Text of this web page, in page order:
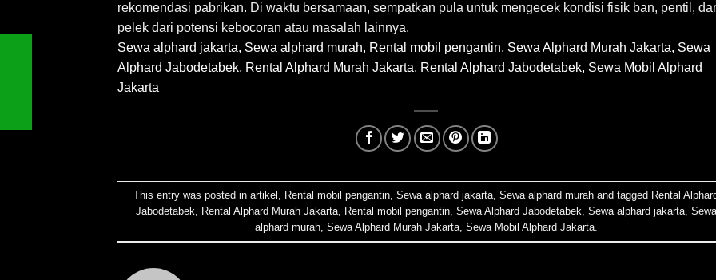
rekomendasi pabrikan. Di waktu bersamaan, sempatkan pula untuk mengecek kondisi fisik ban, pentil,
pelek dari potensi kebocoran atau masalah lainnya.
Sewa alphard jakarta, Sewa alphard murah, Rental mobil pengantin, Sewa Alphard Murah Jakarta, Sewa
Alphard Jabodetabek, Rental Alphard Murah Jakarta, Rental Alphard Jabodetabek, Sewa Mobil Alphard
Jakarta
This entry was posted inartikel Rental mobil pengantin ,Sewa alphard jakarta ,Sewa alphard murah and tagged Rental
Jabodetabek
Rental Alphard Murah Jakarta, Rental mobil pengantin, Sewa Alphard Jabodetabek Sewa alphard jakarta, Sewa
alphard murah, Sewa Alphard Murah Jakarta, Sewa Mobil Alphard Jakarta.